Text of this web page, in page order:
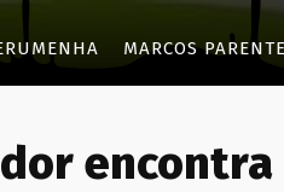
MARCOS PARENTE